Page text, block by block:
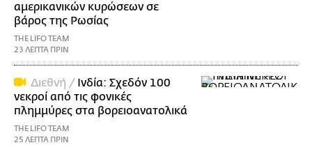
αμερικανικών κυρώσεων σε
βάρος της Ρωσίας
THE LIFO TEAM
23 ΛΕΠΤΑ ΠΡΙΝ
Διεθνή / Ινδία: Σχεδόν 100
νεκροί από τις φονικές
πλημμύρες στα βορειοανατολικά
THE LIFO TEAM
25 ΛΕΠΤΑ ΠΡΙΝ